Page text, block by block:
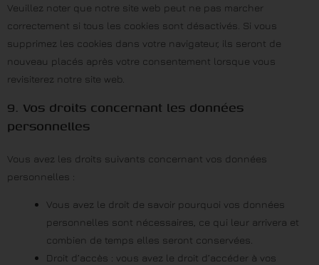
Veuillez noter que notre site web peut ne pas marcher
correctement si tous les cookies sont désactivés. Si vous
supprimez les cookies dans votre navigateur, ils seront de
nouveau placés après votre consentement lorsque vous
revisiterez notre site web.
9. Vos droits concernant les données
personnelles
Vous avez les droits suivants concernant vos données
personnelles :
Vous avez le droit de savoir pourquoi vos données
personnelles sont nécessaires, ce qui leur arrivera et
combien de temps elles seront conservées.
Droit d’accès : vous avez le droit d’accéder à vos